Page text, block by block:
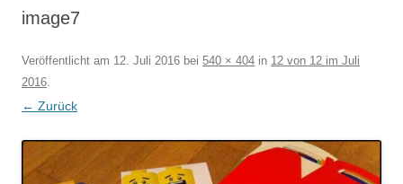
image7
Veröffentlicht am 12. Juli 2016 bei 540 × 404 in 12 von 12 im Juli
2016.
← Zurück